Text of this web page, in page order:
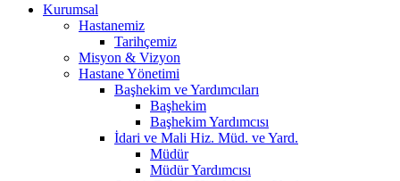
Kurumsal
Hastanemiz
Tarihçemiz
Misyon & Vizyon
Hastane Yönetimi
Başhekim ve Yardımcıları
Başhekim
Başhekim Yardımcısı
İdari ve Mali Hiz. Müd. ve Yard.
Müdür
Müdür Yardımcısı